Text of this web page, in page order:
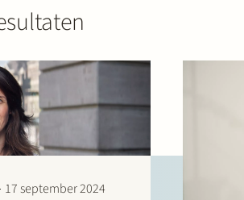
17 september 2024